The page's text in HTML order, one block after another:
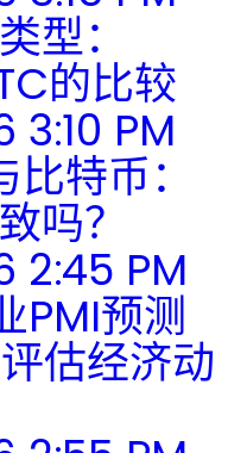
型：
的比较
PM
特币：
吗？
2:45 PM
PMI预测
估经济动